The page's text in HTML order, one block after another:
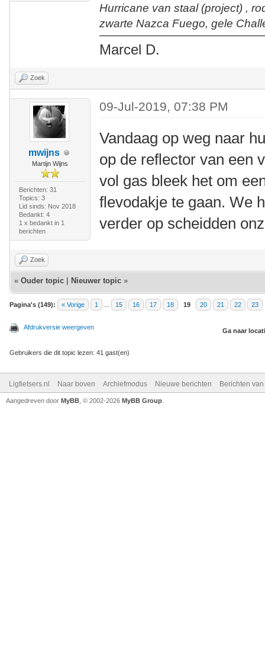
Hurricane van staal (project) ,
zwarte Nazca Fuego, gele
Marcel D.
Zoek
mwijns
Martijn Wijns
Berichten: 31
Topics: 3
Lid sinds: Nov 2018
Bedankt: 4
1 x bedankt in 1
berichten
09-Jul-2019, 07:38 PM
Vandaag op weg naar
op de reflector van een
vol gas bleek het om
flevodakje te gaan. We
verder op scheidden
Zoek
« Ouder topic Nieuwer topic »
Pagina's (149): « Vorige 1 15 16 17 18 19 20 21 22 23
Afdrukversie weergeven Ga naar
Gebruikers die dit topic lezen: 41 gast(en)
Ligfietsers.nl Naar boven Archiefmodus Nieuwe berichten Berichten
Aangedreven door MyBB , © 2002-2026 MyBB Group